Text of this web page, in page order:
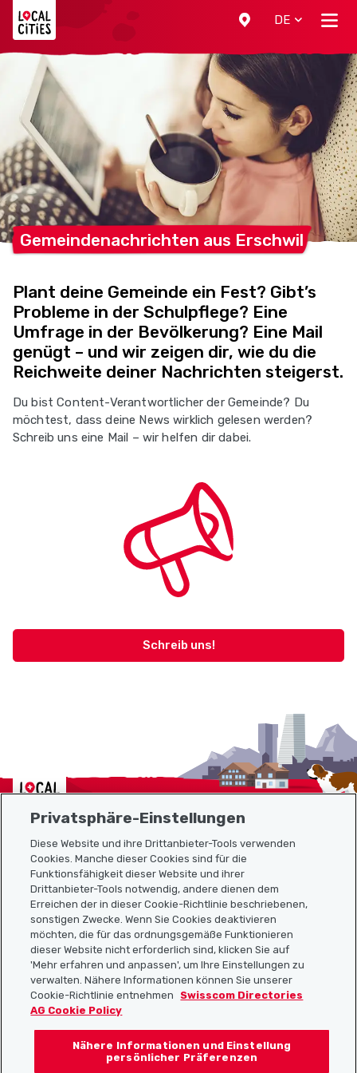
DE
Gemeindenachrichten aus Erschwil
Plant deine Gemeinde ein Fest? Gibt’s
Probleme in der Schulpflege? Eine
Umfrage in der Bevölkerung? Eine Mail
genügt – und wir zeigen dir, wie du die
Reichweite deiner Nachrichten steigerst.
Du bist Content-Verantwortlicher der Gemeinde? Du
möchtest, dass deine News wirklich gelesen werden?
Schreib uns eine Mail – wir helfen dir dabei.
Schreib uns!
Localcities
Sitemap
Nützliche Links
Localcities App herunterladen
Folgt uns auf:
Privatsphäre-Einstellungen
Diese Website und ihre Drittanbieter-Tools verwenden
Cookies. Manche dieser Cookies sind für die
Funktionsfähigkeit dieser Website und ihrer
Drittanbieter-Tools notwendig, andere dienen dem
Erreichen der in dieser Cookie-Richtlinie beschriebenen,
sonstigen Zwecke. Wenn Sie Cookies deaktivieren
möchten, die für das ordnungsgemäße Funktionieren
dieser Website nicht erforderlich sind, klicken Sie auf
'Mehr erfahren und anpassen', um Ihre Einstellungen zu
verwalten. Nähere Informationen können Sie unserer
Cookie-Richtlinie entnehmen
Swisscom Directories
AG Cookie Policy
Nähere Informationen und Einstellung
persönlicher Präferenzen